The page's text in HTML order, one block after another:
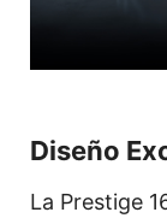
Diseño
La Prestige